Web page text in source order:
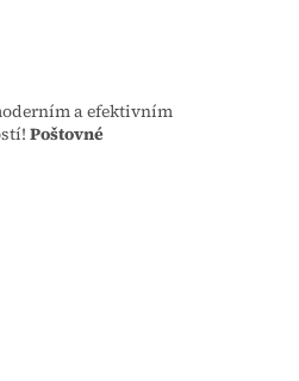
a efektivním
Poštovné